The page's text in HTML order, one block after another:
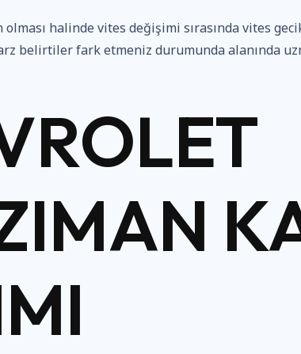
olması halinde vites değişimi sırasında vites
belirtiler fark etmeniz durumunda alanında